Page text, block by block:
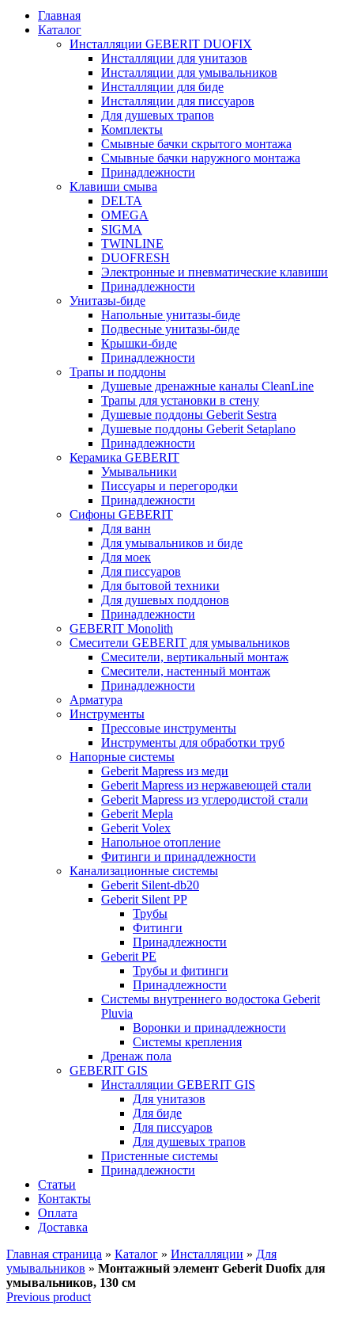
Главная
Каталог
Инсталляции GEBERIT DUOFIX
Инсталляции для унитазов
Инсталляции для умывальников
Инсталляции для биде
Инсталляции для писсуаров
Для душевых трапов
Комплекты
Смывные бачки скрытого монтажа
Смывные бачки наружного монтажа
Принадлежности
Клавиши смыва
DELTA
OMEGA
SIGMA
TWINLINE
DUOFRESH
Электронные и пневматические клавиши
Принадлежности
Унитазы-биде
Напольные унитазы-биде
Подвесные унитазы-биде
Крышки-биде
Принадлежности
Трапы и поддоны
Душевые дренажные каналы CleanLine
Трапы для установки в стену
Душевые поддоны Geberit Sestra
Душевые поддоны Geberit Setaplano
Принадлежности
Керамика GEBERIT
Умывальники
Писсуары и перегородки
Принадлежности
Сифоны GEBERIT
Для ванн
Для умывальников и биде
Для моек
Для писсуаров
Для бытовой техники
Для душевых поддонов
Принадлежности
GEBERIT Monolith
Смесители GEBERIT для умывальников
Смесители, вертикальный монтаж
Смесители, настенный монтаж
Принадлежности
Арматура
Инструменты
Прессовые инструменты
Инструменты для обработки труб
Напорные системы
Geberit Mapress из меди
Geberit Mapress из нержавеющей стали
Geberit Mapress из углеродистой стали
Geberit Mepla
Geberit Volex
Напольное отопление
Фитинги и принадлежности
Канализационные системы
Geberit Silent-db20
Geberit Silent PP
Трубы
Фитинги
Принадлежности
Geberit PE
Трубы и фитинги
Принадлежности
Системы внутреннего водостока Geberit
Pluvia
Воронки и принадлежности
Системы крепления
Дренаж пола
GEBERIT GIS
Инсталляции GEBERIT GIS
Для унитазов
Для биде
Для писсуаров
Для душевых трапов
Пристенные системы
Принадлежности
Статьи
Контакты
Оплата
Доставка
Главная страница » Каталог » Инсталляции » Для
умывальников » Монтажный элемент Geberit Duofix для
умывальников, 130 см
Previous product